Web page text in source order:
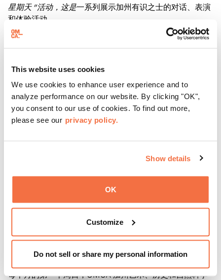
This website uses cookies
We use cookies to enhance user experience and to
analyze performance on our website. By clicking "OK",
you consent to our use of cookies. To find out more,
please see our privacy policy.
Show details
OK
Customize
Do not sell or share my personal information
星期天 "活动，这是一系列展示加州有识之士的对话、表演
和体验活动。
了解更多
第一主日
每个月的第一个周日，OMCA 加州艺术、历史和自然科学